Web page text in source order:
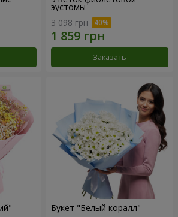
эустомы
3 098 грн
Заказать
Букет "Белый коралл"